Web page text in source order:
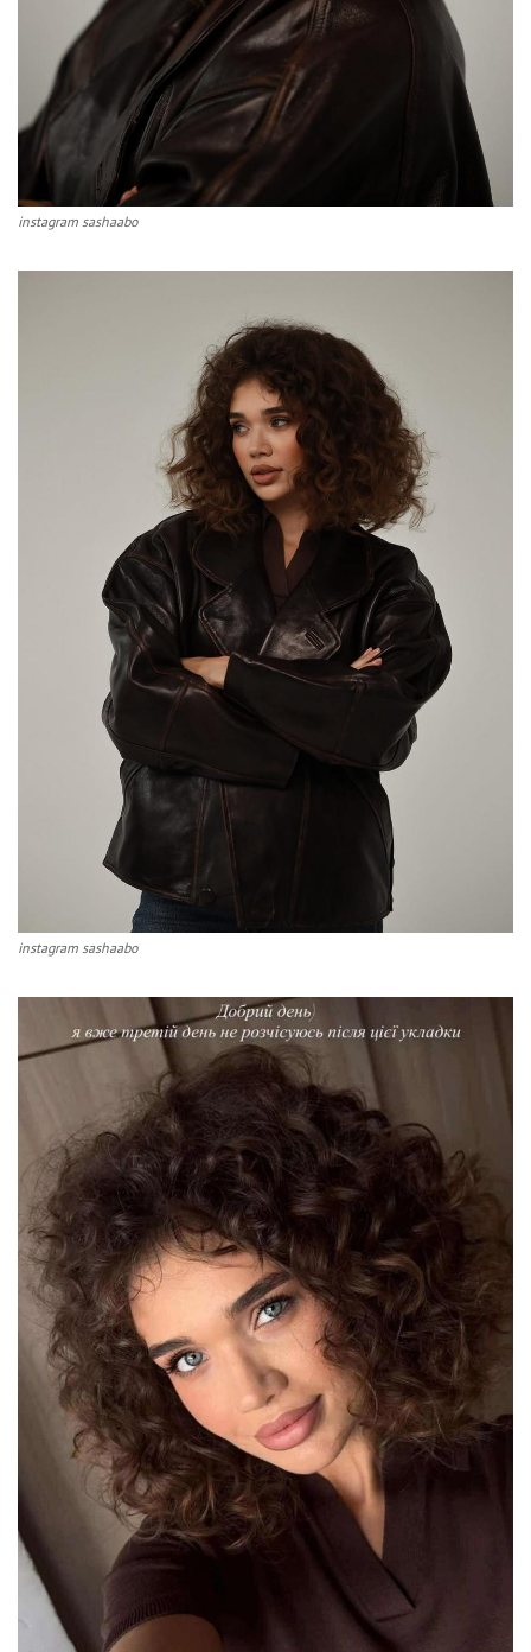
instagram sashaabo
instagram sashaabo